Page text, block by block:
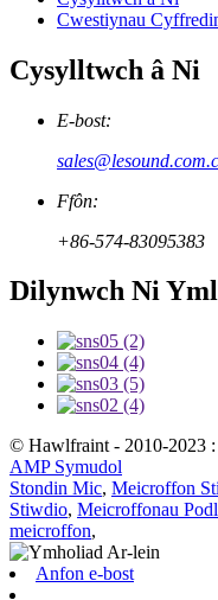
Cwestiynau
Cysylltwch â Ni
E-bost:
Ffôn:
+86-574-83095383
Dilynwch Ni
© Hawlfraint - 2010-2023
AMP Symudol
Stondin Mic, Meicroffon
Stiwdio, Meicroffonau
meicroffon,
Anfon e-bost